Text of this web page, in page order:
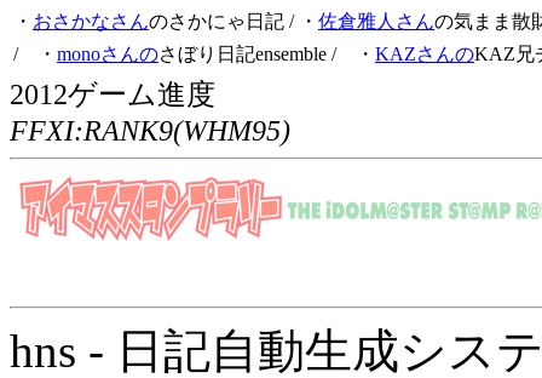
・ おさかなさんのさかにゃ日記 / ・ 佐倉雅人さんの気まま散
/ ・ monoさんのさぼり日記ensemble / ・ KAZさんのKAZ兄
2012ゲーム進度
FFXI:RANK9(WHM95)
hns - 日記自動生成シス